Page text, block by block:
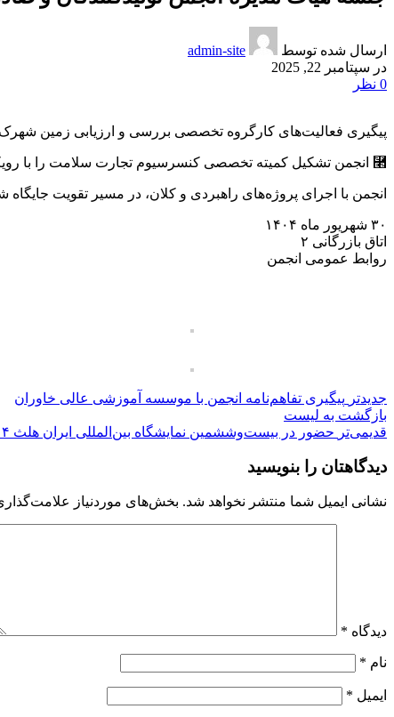
ارسال شده توسط
admin-site
در سپتامبر 22, 2025
0 نظر
پیگیری فعالیت‌های کارگروه تخصصی بررسی و ارزیابی زمین
⿢ انجمن تشکیل کمیته تخصصی کنسرسیوم تجارت سلامت را با رویکرد توسعه صادرات و هم‌افزایی شرکت‌ها پیگیری می‌کند.
انجمن با اجرای پروژه‌های راهبردی و کلان، در مسیر تقویت
۳۰ شهریور ماه ۱۴۰۴
اتاق بازرگانی ۲
روابط عمومی انجمن
جدیدتر پیگیری تفاهم‌نامه انجمن با موسسه آموزشی عالی خاوران
بازگشت به لیست
قدیمی‌تر حضور در بیست‌وششمین نمایشگاه بین‌المللی ایران هلث ۱۴۰۴
دیدگاهتان را بنویسید
نشانی ایمیل شما منتشر نخواهد شد. بخش‌های موردنیاز
دیدگاه *
نام *
ایمیل *